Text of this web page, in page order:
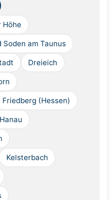
Höhe
Soden am Taunus
Dreieich
Friedberg (Hessen)
Hanau
Kelsterbach